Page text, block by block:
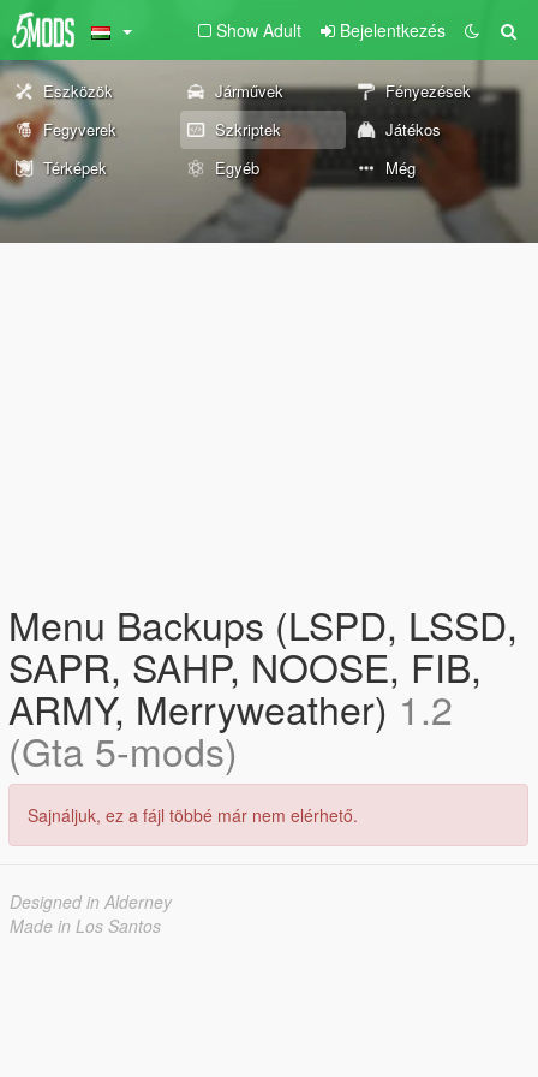
Show Adult Bejelentkezés
Eszközök Járművek
Fényezések
Fegyverek
Szkriptek
Játékos
Térképek
Egyéb Még
Menu Backups (LSPD, LSSD,
SAPR, SAHP, NOOSE, FIB,
ARMY, Merryweather)1.2
(Gta 5-mods)
Sajnáljuk, ez a fájl többé már nem elérhető.
Designed in Alderney
Made in Los Santos